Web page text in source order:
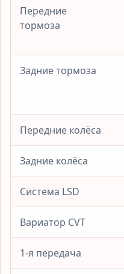
Передние
тормоза
Задние тормоза
Передние колёса
Задние колёса
Система LSD
Вариатор CVT
1-я передача